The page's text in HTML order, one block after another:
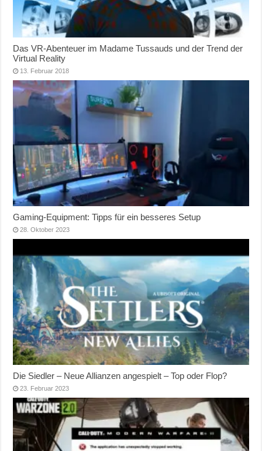
Das VR-Abenteuer im Madame Tussauds und der Trend der
Virtual Reality
13. Februar 2018
Gaming-Equipment: Tipps für ein besseres Setup
28. Oktober 2023
Die Siedler – Neue Allianzen angespielt – Top oder Flop?
23. Februar 2023